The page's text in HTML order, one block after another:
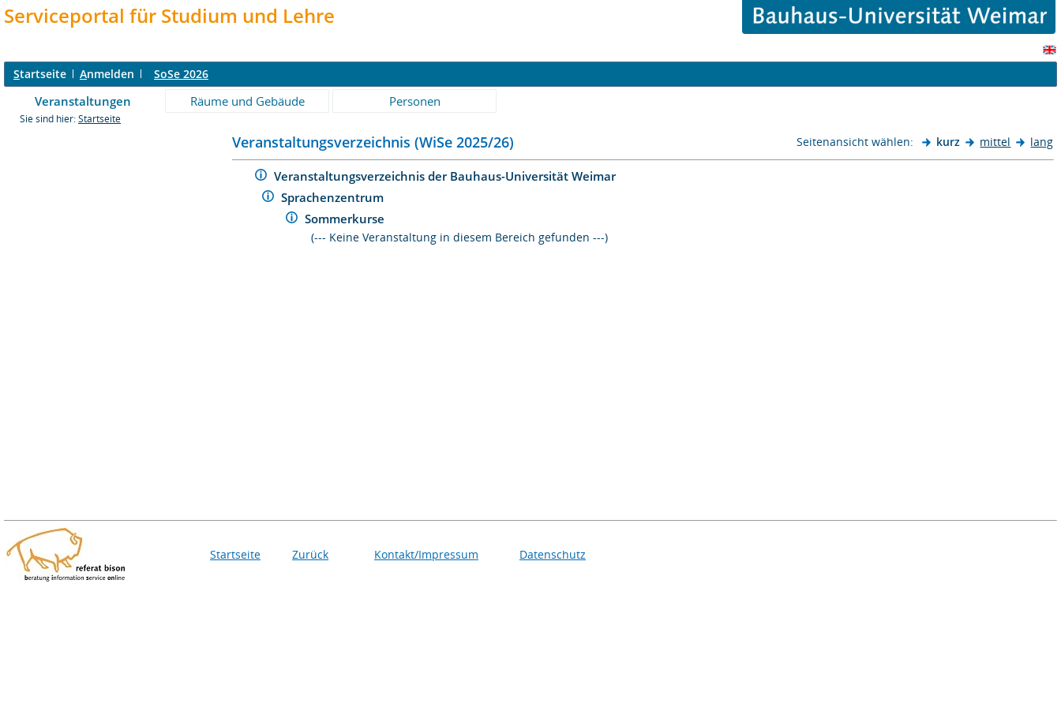
Serviceportal für Studium und Lehre
Startseite Anmelden SoSe 2026
Veranstaltungen Räume und Gebäude Personen
Sie sind hier: Startseite
Veranstaltungsverzeichnis (WiSe 2025/26) Seitenansicht wählen: kurz mittel lang
Veranstaltungsverzeichnis der Bauhaus-Universität Weimar
Sprachenzentrum
Sommerkurse
(--- Keine Veranstaltung in diesem Bereich gefunden ---)
Startseite Zurück Kontakt/Impressum Datenschutz